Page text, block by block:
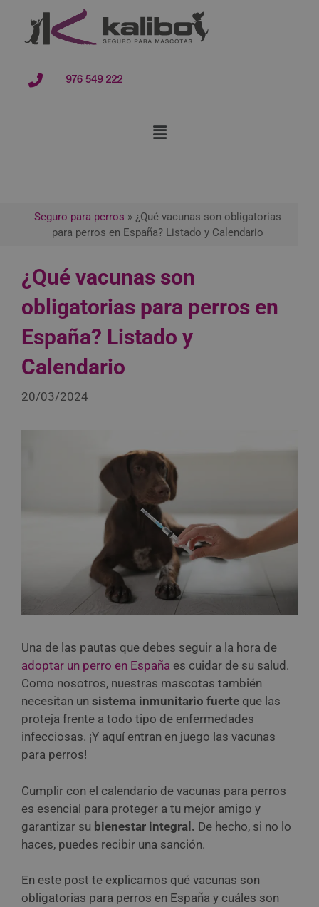
contenido
976 549 222
Seguro para perros » ¿Qué vacunas son obligatorias
para perros en España? Listado y Calendario
¿Qué vacunas son
obligatorias para perros en
España? Listado y
Calendario
20/03/2024
Una de las pautas que debes seguir a la hora de
adoptar un perro en España es cuidar de su salud.
Como nosotros, nuestras mascotas también
necesitan un sistema inmunitario fuerte que las
proteja frente a todo tipo de enfermedades
infecciosas. ¡Y aquí entran en juego las vacunas
para perros!
Cumplir con el calendario de vacunas para perros
es esencial para proteger a tu mejor amigo y
garantizar su bienestar integral. De hecho, si no lo
haces, puedes recibir una sanción.
En este post te explicamos qué vacunas son
obligatorias para perros en España y cuáles son